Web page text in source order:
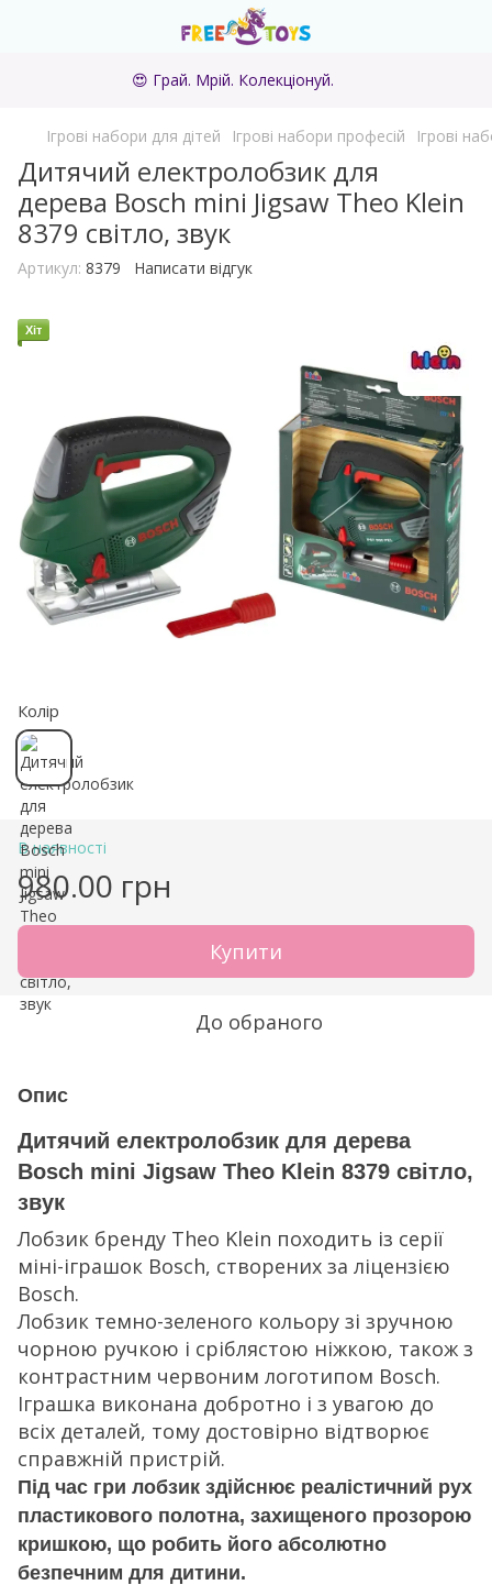
😍 Грай. Мрій. Колекціонуй.
Ігрові набори для дітей Ігрові набори професій Ігрові
Дитячий електролобзик для
дерева Bosch mini Jigsaw Theo Klein
8379 світло, звук
Артикул: 8379 Написати відгук
Хіт
Колір
В наявності
980.00 грн
Купити
До обраного
Опис
Дитячий електролобзик для дерева
Bosch mini Jigsaw Theo Klein 8379 світло,
звук
Лобзик бренду Theo Klein походить із серії
міні-іграшок Bosch, створених за ліцензією
Bosch.
Лобзик темно-зеленого кольору зі зручною
чорною ручкою і сріблястою ніжкою, також з
контрастним червоним логотипом Bosch.
Іграшка виконана добротно і з увагою до
всіх деталей, тому достовірно відтворює
справжній пристрій.
Під час гри лобзик здійснює реалістичний рух
пластикового полотна, захищеного прозорою
кришкою, що робить його абсолютно
безпечним для дитини.